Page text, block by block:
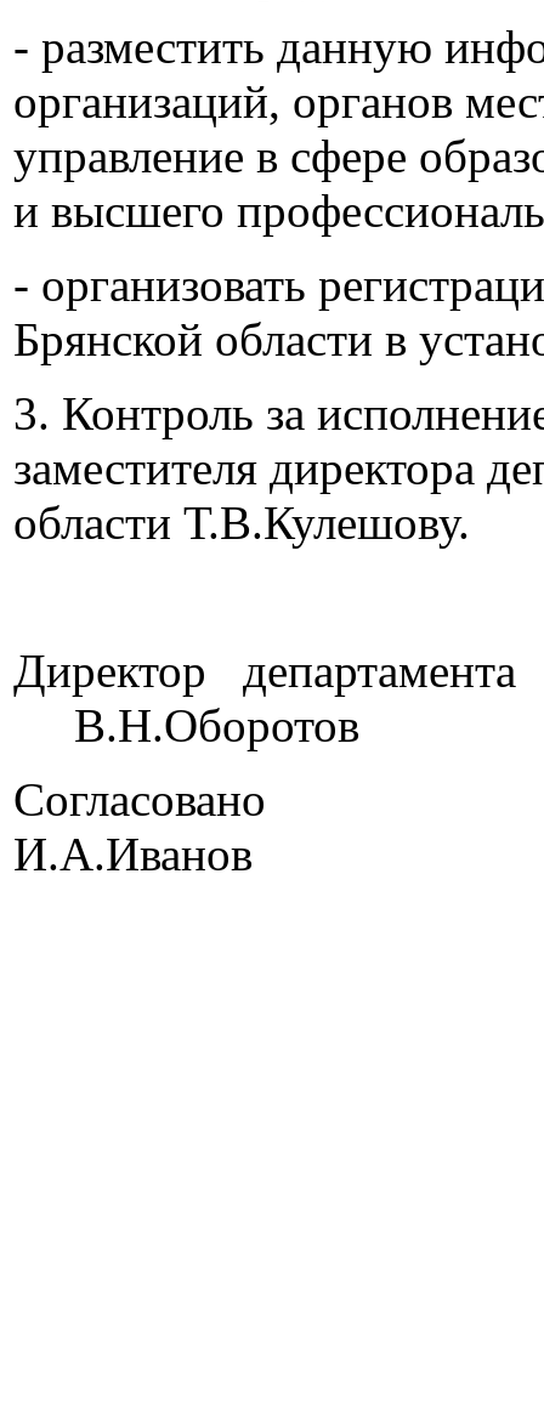
- разместить данную
организаций, органов
управление в сфере
и высшего
- организовать
Брянской области в
3. Контроль за
заместителя директора
области Т.В.Кулешову.
Директор
В.Н.Оборотов
И.А.Иванов